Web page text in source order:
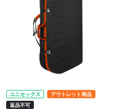
ユニセックス
アウトレット商品
返品不可